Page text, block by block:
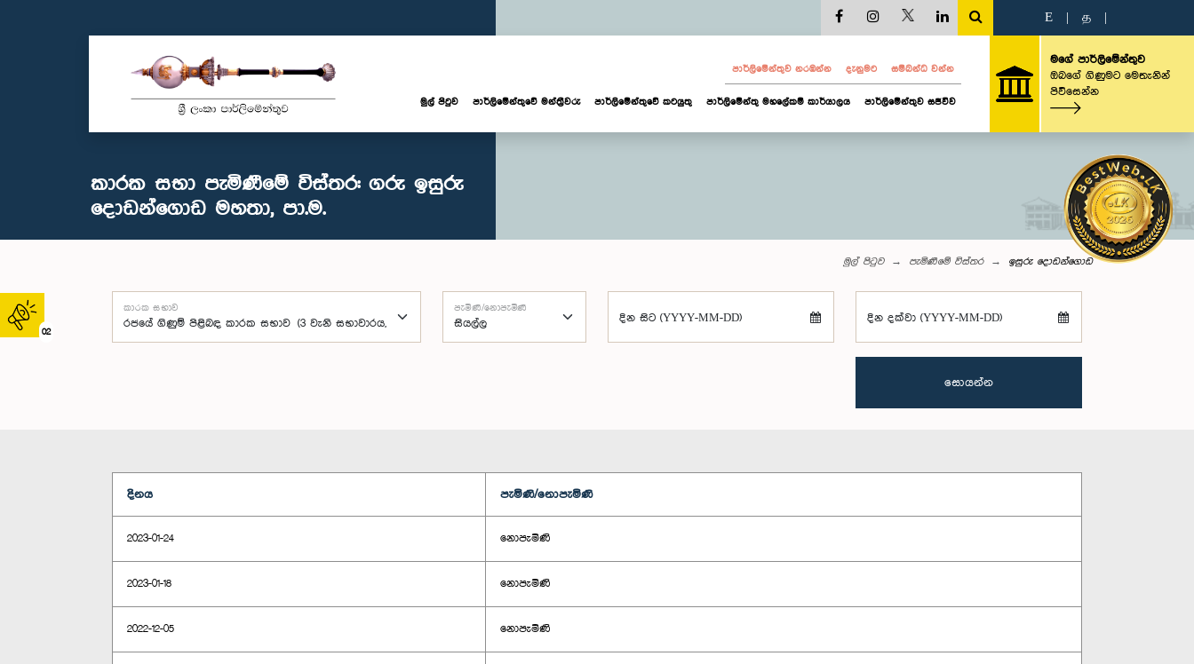
02
E த
පාර්ලි‌මේන්තුව නරඹන්න දැනුමට සම්බන්ධ වන්න
මුල් පිටුව පාර්ලි‌මේන්තුවේ මන්ත්‍රීවරු පාර්ලිමේන්තුවේ කටයුතු පාර්ලිමේන්තු මහලේකම් කාර්යාලය පාර්ලිමේන්තුව සජීවීව
මගේ පාර්ලිමේන්තුව
ඔබගේ ගිණුමට මෙතැනින්
පිවිසෙන්න
කාරක සභා පැමිණීමේ විස්තර: ගරු ඉසුරු
දොඩන්ගොඩ මහතා, පා.ම.
මුල් පිටුව පැමිණීමේ විස්තර ඉසුරු දොඩන්ගොඩ
කාරක සභාව පැමිණි/නොපැමිණි
දින සිට (YYYY-MM-DD) දින දක්වා (YYYY-MM-DD)
සොයන්න
දිනය පැමිණි/නොපැමිණි
2023-01-24 නොපැමිණි
2023-01-18 නොපැමිණි
2022-12-05 නොපැමිණි